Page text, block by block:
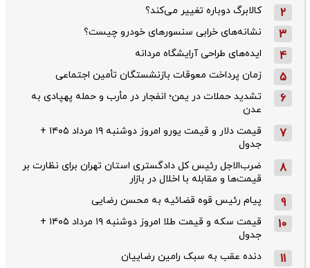
2 کالابرگ دوباره تغییر می‌کند؟
3 نشانه‌های خرابی سنسورهای خودرو چیست؟
4 ایده‌های طراحی آرایشگاه مردانه
5 زمان پرداخت معوقات بازنشستگان تأمین اجتماعی
6
تشدید حملات در یمن؛ انفجار در مأرب و حمله پهپادی به
عدن
7
قیمت دلار و قیمت یورو امروز دوشنبه ۱۹ مرداد ۱۴۰۵ +
جدول
8
ضرب‌الاجل رئیس کل دادگستری استان تهران برای نظارت بر
قیمت‌ها و مقابله با اخلال در بازار
9 پیام رئیس قوه قضائیه به محسن رضایی
10
قیمت سکه و قیمت طلا امروز دوشنبه ۱۹ مرداد ۱۴۰۵ +
جدول
11 دنده عقب به سبک رامین رضاییان